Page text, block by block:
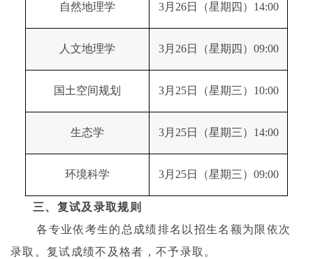
自然地理学 3月26日（星期四）14:00
人文地理学 3月26日（星期四）09:00
国土空间规划 3月25日（星期三）10:00
生态学 3月25日（星期三）14:00
环境科学 3月25日（星期三）09:00
三、复试及录取规则
各专业依考生的总成绩排名以招生名额为限依次
录取。复试成绩不及格者，不予录取。